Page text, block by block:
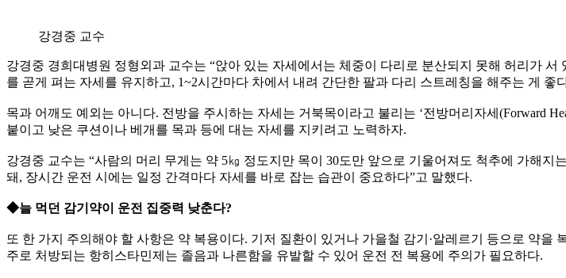
강경중 교수
강경중 경희대병원 정형외과 교수는 “앉아 있는 자세에서는 체중이 다리로 분산되지 못해 허리가
를 곧게 펴는 자세를 유지하고, 1~2시간마다 차에서 내려 간단한 팔과 다리 스트레칭을 해주는 게 좋
목과 어깨도 예외는 아니다. 전방을 주시하는 자세는 거북목이라고 불리는 ‘전방머리자세(Forward
붙이고 낮은 쿠션이나 베개를 목과 등에 대는 자세를 지키려고 노력하자.
강경중 교수는 “사람의 머리 무게는 약 5㎏ 정도지만 목이 30도만 앞으로 기울어져도 척추에 가해
돼, 장시간 운전 시에는 일정 간격마다 자세를 바로 잡는 습관이 중요하다”고 말했다.
◆늘 먹던 감기약이 운전 집중력 낮춘다?
또 한 가지 주의해야 할 사항은 약 복용이다. 기저 질환이 있거나 가을철 감기·알레르기 등으로 약
주로 처방되는 항히스타민제는 졸음과 나른함을 유발할 수 있어 운전 전 복용에 주의가 필요하다.